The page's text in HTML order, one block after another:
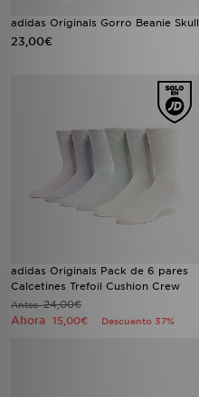
adidas Originals Gorro Beanie Skull
23,00€
adidas Originals Pack de 6 pares
Calcetines Trefoil Cushion Crew
Antes24,00€
Ahora 15,00€ Descuento 37%